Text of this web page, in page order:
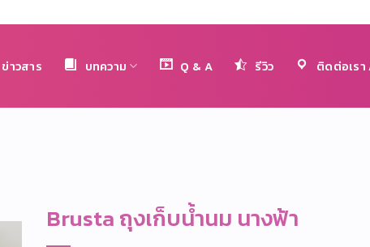
ข่าวสาร บทความ Q & A รีวิว ติดต่อเรา
Brusta ถุงเก็บน้ำนม นางฟ้า